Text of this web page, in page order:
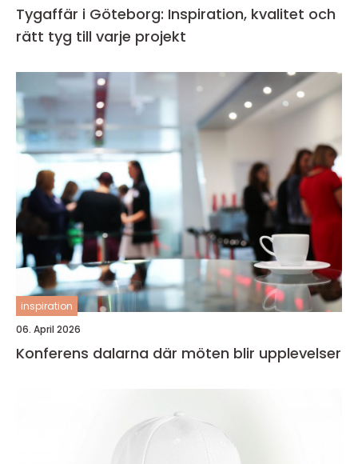
Tygaffär i Göteborg: Inspiration, kvalitet och
rätt tyg till varje projekt
inspiration
06. April 2026
Konferens dalarna där möten blir upplevelser